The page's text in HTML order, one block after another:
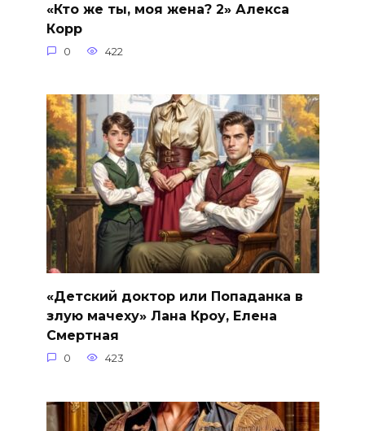
«Кто же ты, моя жена? 2» Алекса
Корр
0 422
«Детский доктор или Попаданка в
злую мачеху» Лана Кроу, Елена
Смертная
0 423